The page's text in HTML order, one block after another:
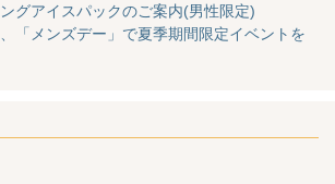
グアイスパックのご案内(男性限定)
「メンズデー」で夏季期間限定イベントを